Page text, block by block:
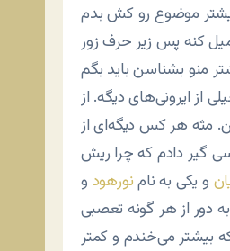
کنه پس زیر حرف زور
منو بشناسن باید بگم
از ایرونی‌های دیگه. از
مثه هر کس دیگه‌ای از
گیر دادم که چرا ریش
و یکی به نامنورهود و
بیشتر می‌خندم و کمتر